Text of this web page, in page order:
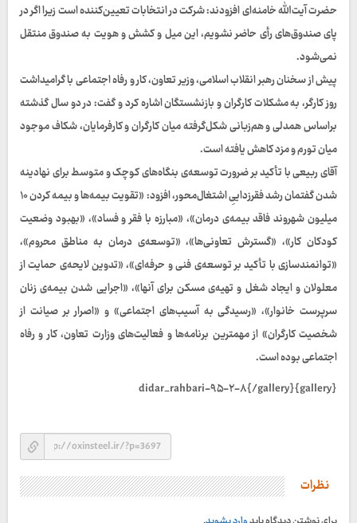
حضرت آیت‌الله خامنه‌ای افزودند: شرکت در انتخابات تعیین‌کننده است زیرا اگر در
پای صندوق‌های رأی حاضر نشویم، این میل و کشش و هویت به صندوق منتقل
نمی‌شود.
پیش از سخنان رهبر انقلاب اسلامی، وزیر تعاون، کار و رفاه اجتماعی با گرامیداشت
روز کارگر، به مشکلات کارگران و بازنشستگان اشاره کرد و گفت: در دو سال گذشته
براساس همدلی و هم‌ز‌بانی شکل‌گرفته میان کارگران و کارفرمایان، شکاف موجود
میان تورم و مزد کاهش یافته است.
آقای ربیعی با تأکید بر ضرورت توسعه‌ی بنگاه‌های کوچک و متوسط برای نهادینه
شدن گفتمان رشد فقرزداییِ اشتغال‌محور، افزود: «تقویت بیمه‌ها و بیمه کردن ۱۰
میلیون شهروند فاقد بیمه‌ی درمان»، «مبارزه با فقر و فساد»، «بهبود وضعیت
کودکان کار»، «گسترش تعاونی‌ها»، «توسعه‌ی درمان به مناطق محروم»،
«توانمندسازی با تأکید بر توسعه‌ی فنی و حرفه‌ای»، «تدوین لایحه‌ی حمایت از
معلولان و ایجاد شغل و تهیه‌ی مسکن برای آنها»، «اجرایی شدن بیمه‌ی زنان
سرپرست خانوار»، «رسیدگی به آسیب‌های اجتماعی» و «اصرار بر صیانت از
شخصیت کارگران» از مهمترین برنامه‌ها و فعالیت‌های وزارت تعاون، کار و رفاه
اجتماعی بوده است.
{gallery}didar_rahbari-۹۵-۲-۸{/gallery}
نظرات